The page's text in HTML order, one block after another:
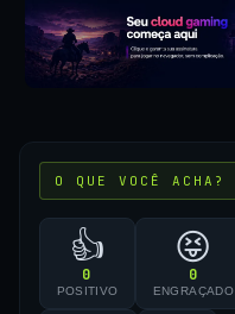
O QUE VOCÊ ACHA?
👍
0
POSITIVO
😝
0
ENGRAÇADO